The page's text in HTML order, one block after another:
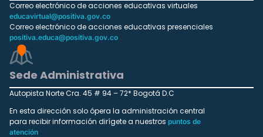
Correo electrónico de acciones educativas virtuales
educavirtual@positiva.gov.co
Correo electrónico de acciones educativas presenciales
positiva.educa@positiva.gov.co
Sede Administrativa
Autopista Norte Cra. 45 # 94 – 72* Bogotá D.C
En esta dirección solo ópera la administración central
para recibir información dirígete a nuestros puntos de
atención